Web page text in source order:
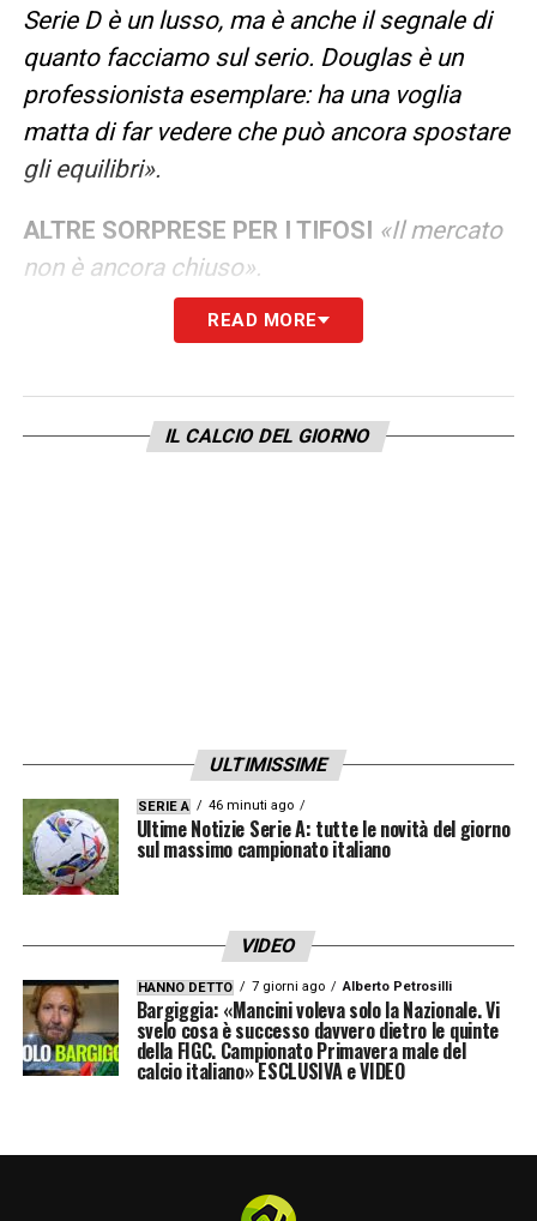
Serie D è un lusso, ma è anche il segnale di
quanto facciamo sul serio. Douglas è un
professionista esemplare: ha una voglia
matta di far vedere che può ancora spostare
gli equilibri».
ALTRE SORPRESE PER I TIFOSI «Il mercato
non è ancora chiuso».
LA PLAYLIST DELLE NOSTRE TOP NEWS
READ MORE
IL CALCIO DEL GIORNO
ULTIMISSIME
SERIE A 46 minuti ago
Ultime Notizie Serie A: tutte le novità del giorno
sul massimo campionato italiano
VIDEO
HANNO DETTO 7 giorni ago Alberto Petrosilli
Bargiggia: «Mancini voleva solo la Nazionale. Vi
svelo cosa è successo davvero dietro le quinte
della FIGC. Campionato Primavera male del
calcio italiano» ESCLUSIVA e VIDEO